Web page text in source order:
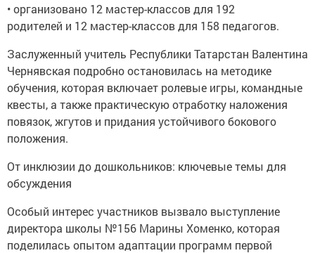
• организовано 12 мастер-классов для 192
родителей и 12 мастер-классов для 158 педагогов.
Заслуженный учитель Республики Татарстан Валентина
Чернявская подробно остановилась на методике
обучения, которая включает ролевые игры, командные
квесты, а также практическую отработку наложения
повязок, жгутов и придания устойчивого бокового
положения.
От инклюзии до дошкольников: ключевые темы для
обсуждения
Особый интерес участников вызвало выступление
директора школы №156 Марины Хоменко, которая
поделилась опытом адаптации программ первой